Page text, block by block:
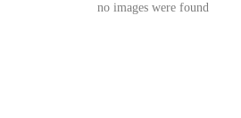
no images were found